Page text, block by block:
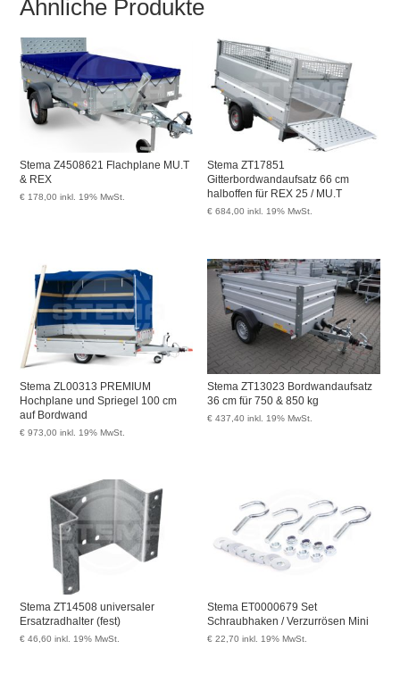
Ähnliche Produkte
Stema Z4508621 Flachplane MU.T
& REX
€ 178,00 inkl. 19% MwSt.
Stema ZT17851
Gitterbordwandaufsatz 66 cm
halboffen für REX 25 / MU.T
€ 684,00 inkl. 19% MwSt.
Stema ZL00313 PREMIUM
Hochplane und Spriegel 100 cm
auf Bordwand
€ 973,00 inkl. 19% MwSt.
Stema ZT13023 Bordwandaufsatz
36 cm für 750 & 850 kg
€ 437,40 inkl. 19% MwSt.
Stema ZT14508 universaler
Ersatzradhalter (fest)
€ 46,60 inkl. 19% MwSt.
Stema ET0000679 Set
Schraubhaken / Verzurrösen Mini
€ 22,70 inkl. 19% MwSt.